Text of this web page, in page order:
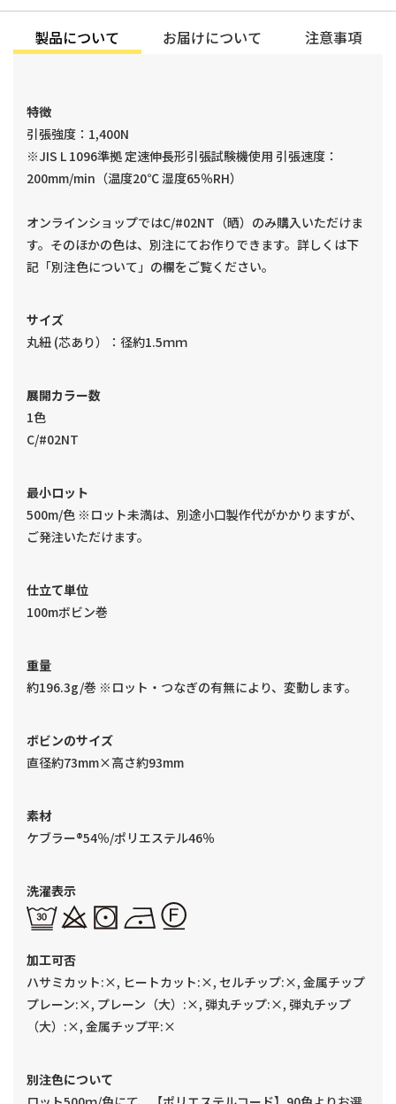
製品について お届けについて 注意事項
特徴
引張強度：1,400N
※JIS L 1096準拠 定速伸長形引張試験機使用 引張速度：
200mm/min（温度20℃ 湿度65％RH）
オンラインショップではC/#02NT（晒）のみ購入いただけま
す。そのほかの色は、別注にてお作りできます。詳しくは下
記「別注色について」の欄をご覧ください。
サイズ
丸紐 (芯あり）：径約1.5ｍｍ
展開カラー数
1色
C/#02NT
最小ロット
500m/色 ※ロット未満は、別途小口製作代がかかりますが、
ご発注いただけます。
仕立て単位
100mボビン巻
重量
約196.3g/巻 ※ロット・つなぎの有無により、変動します。
ボビンのサイズ
直径約73mm×高さ約93mm
素材
ケブラー®54％/ポリエステル46％
洗濯表示
加工可否
ハサミカット:×, ヒートカット:×, セルチップ:×, 金属チップ
プレーン:×, プレーン（大）:×, 弾丸チップ:×, 弾丸チップ
（大）:×, 金属チップ平:×
別注色について